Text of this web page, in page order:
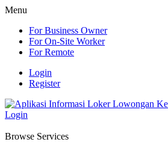
Menu
For Business Owner
For On-Site Worker
For Remote
Login
Register
Login
Browse Services